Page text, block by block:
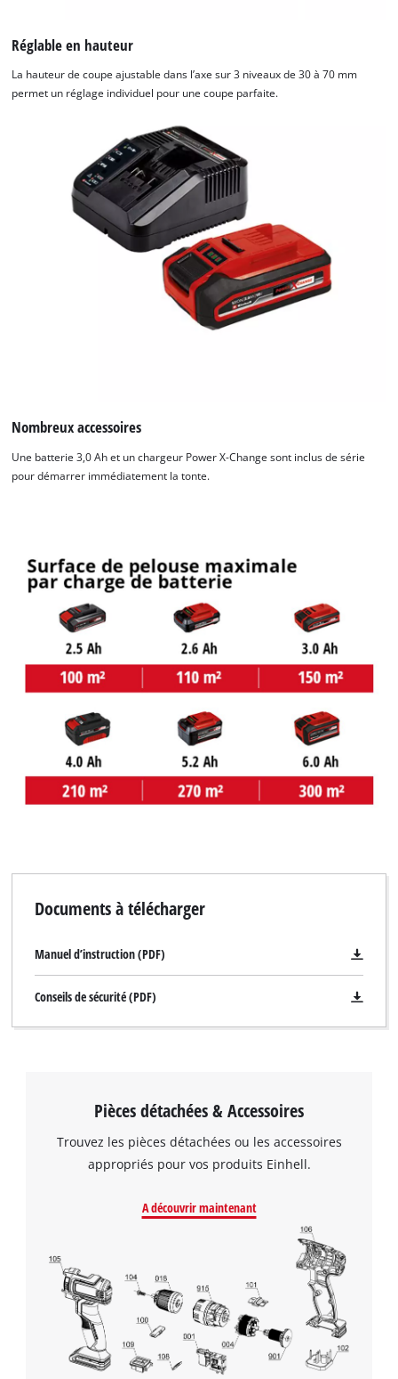
to trackers that are not disclosed to the
the site with their CMP to add this content
to the list of technologies used.
Powered by
Management Platform
Réglable en hauteur
La hauteur de coupe ajustable dans l’axe sur 3 niveaux de 30 à 70 mm
permet un réglage individuel pour une coupe parfaite.
Nombreux accessoires
Une batterie 3,0 Ah et un chargeur Power X-Change sont inclus de série
pour démarrer immédiatement la tonte.
Documents à télécharger
Manuel d’instruction (PDF)
Conseils de sécurité (PDF)
Pièces détachées & Accessoires
Trouvez les pièces détachées ou les accessoires
appropriés pour vos produits Einhell.
A découvrir maintenant